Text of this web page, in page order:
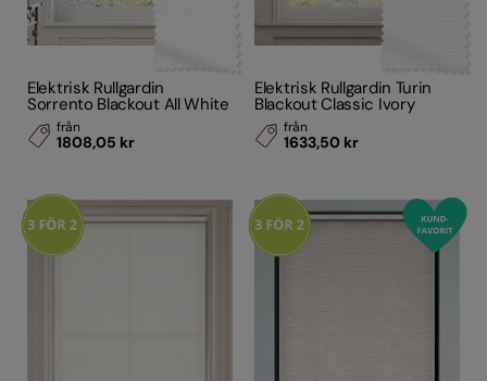
Elektrisk Rullgardin
Sorrento Blackout All White
från
1808,05 kr
Elektrisk Rullgardin Turin
Blackout Classic Ivory
från
1633,50 kr